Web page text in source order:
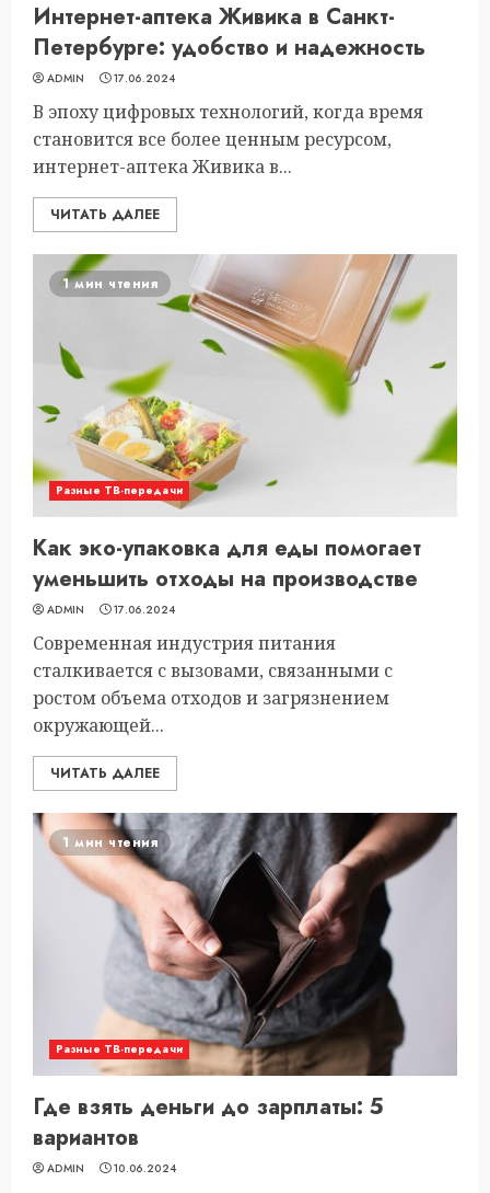
Интернет-аптека Живика в Санкт-
Петербурге: удобство и надежность
ADMIN 17.06.2024
В эпоху цифровых технологий, когда время
становится все более ценным ресурсом,
интернет-аптека Живика в...
ЧИТАТЬ ДАЛЕЕ
1 мин чтения
Разные ТВ-передачи
Как эко-упаковка для еды помогает
уменьшить отходы на производстве
ADMIN 17.06.2024
Современная индустрия питания
сталкивается с вызовами, связанными с
ростом объема отходов и загрязнением
окружающей...
ЧИТАТЬ ДАЛЕЕ
1 мин чтения
Разные ТВ-передачи
Где взять деньги до зарплаты: 5
вариантов
ADMIN 10.06.2024